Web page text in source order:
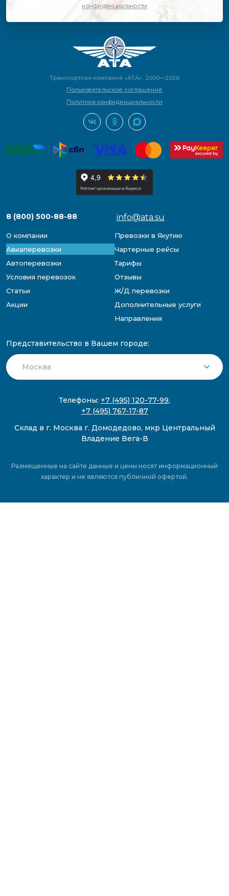
конфиденциальности
Транспортная компания «АТА», 2000—2026
Пользовательское соглашение
Политика конфиденциальности
8 (800) 500-88-88 info@ata.su
О компании
Превозки в Якутию
Авиаперевозки
Чартерные рейсы
Автоперевозки
Тарифы
Условия перевозок
Отзывы
Статьи
Ж/Д перевозки
Акции
Дополнительные услуги
Направления
Представительство в Вашем городе:
Телефоны: +7 (495) 120-77-99,
+7 (495) 767-17-87
Склад в г. Москва г. Домодедово, мкр Центральный
Владение Вега-В
Размещенные на сайте данные и цены носят информационный
характер и не являются публичной офертой.